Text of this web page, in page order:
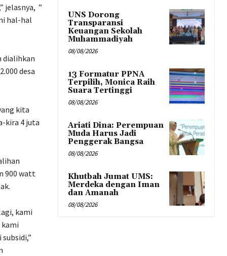
jelasnya, ”
hal-hal
dialihkan
desa
kita
kira 4 juta
900 watt
kami
UNS Dorong
Transparansi
Keuangan Sekolah
Muhammadiyah
08/08/2026
13 Formatur PPNA
Terpilih, Monica Raih
Suara Tertinggi
08/08/2026
Ariati Dina: Perempuan
Muda Harus Jadi
Penggerak Bangsa
08/08/2026
Khutbah Jumat UMS:
Merdeka dengan Iman
dan Amanah
08/08/2026